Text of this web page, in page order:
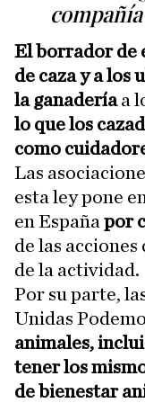
El borrador de
de caza y a los
la ganaderíaa
lo que los
como
Las
esta ley pone
en España por
de las
de la actividad.
Por su parte,
Unidas
animales,
tener los
de bienestar